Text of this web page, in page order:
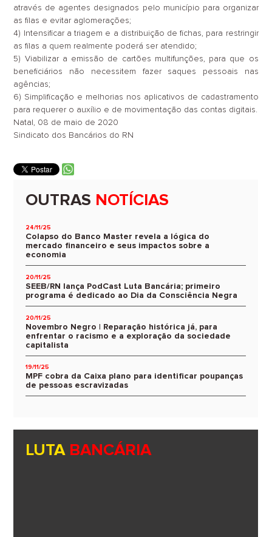
através de agentes designados pelo município para organizar
as filas e evitar aglomerações;
4) Intensificar a triagem e a distribuição de fichas, para restringir
as filas a quem realmente poderá ser atendido;
5) Viabilizar a emissão de cartões multifunções, para que os
beneficiários não necessitem fazer saques pessoais nas
agências;
6) Simplificação e melhorias nos aplicativos de cadastramento
para requerer o auxílio e de movimentação das contas digitais.
Natal, 08 de maio de 2020
Sindicato dos Bancários do RN
OUTRAS NOTÍCIAS
24/11/25
Colapso do Banco Master revela a lógica do
mercado financeiro e seus impactos sobre a
economia
20/11/25
SEEB/RN lança PodCast Luta Bancária; primeiro
programa é dedicado ao Dia da Consciência Negra
20/11/25
Novembro Negro | Reparação histórica já, para
enfrentar o racismo e a exploração da sociedade
capitalista
19/11/25
MPF cobra da Caixa plano para identificar poupanças
de pessoas escravizadas
LUTA BANCÁRIA